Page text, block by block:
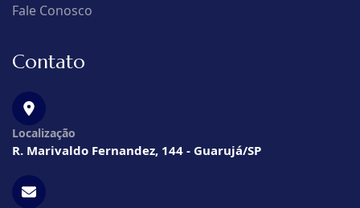
Fale Conosco
Contato
Localização
R. Marivaldo Fernandez, 144 - Guarujá/SP